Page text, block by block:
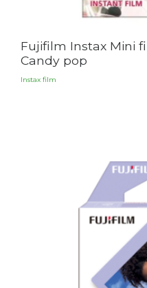
Fujifilm Instax Mini
Candy pop
Instax film